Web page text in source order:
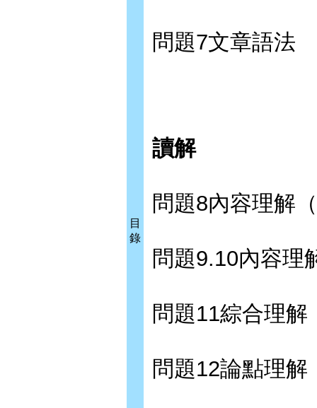
目
錄
問題7文章語法
讀解
問題8內容理解
問題9.10內容理
問題11綜合理解
問題12論點理解